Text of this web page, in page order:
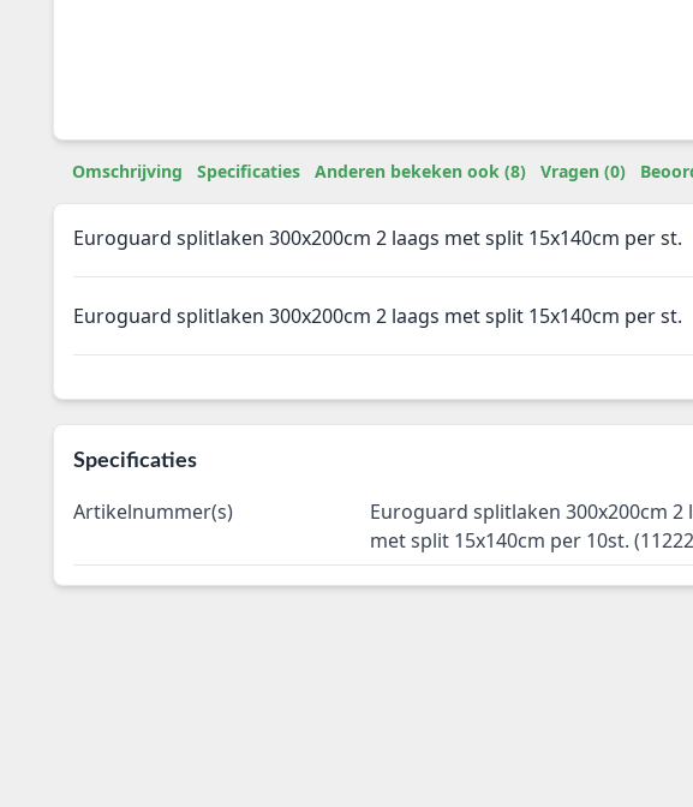
Omschrijving Specificaties Anderen bekeken ook (8) Vragen (0)
Euroguard splitlaken 300x200cm 2 laags met split 15x140cm per st.
Euroguard splitlaken 300x200cm 2 laags met split 15x140cm per st.
Specificaties
Artikelnummer(s)
Euroguard splitlaken 300x200cm 2
met split 15x140cm per 10st.